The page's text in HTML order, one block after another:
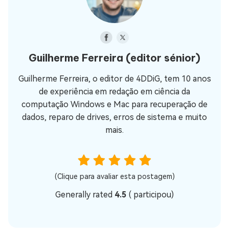
Guilherme Ferreira (editor sénior)
Guilherme Ferreira, o editor de 4DDiG, tem 10 anos
de experiência em redação em ciência da
computação Windows e Mac para recuperação de
dados, reparo de drives, erros de sistema e muito
mais.
(Clique para avaliar esta postagem)
Generally rated 4.5 ( participou)